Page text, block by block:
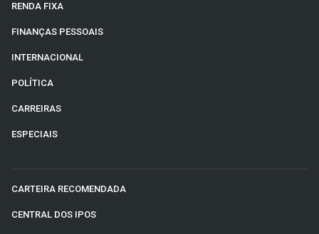
RENDA FIXA
FINANÇAS PESSOAIS
INTERNACIONAL
POLÍTICA
CARREIRAS
ESPECIAIS
CARTEIRA RECOMENDADA
CENTRAL DOS IPOS